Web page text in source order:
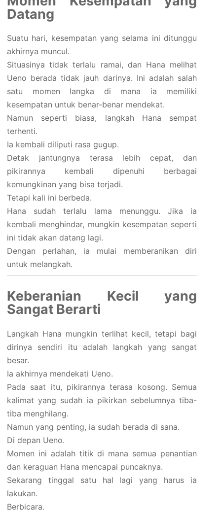
Datang
Suatu hari, kesempatan yang selama ini ditunggu
akhirnya muncul.
Situasinya tidak terlalu ramai, dan Hana melihat
Ueno berada tidak jauh darinya. Ini adalah salah
satu momen langka di mana ia memiliki
kesempatan untuk benar-benar mendekat.
Namun seperti biasa, langkah Hana sempat
terhenti.
Ia kembali diliputi rasa gugup.
Detak jantungnya terasa lebih cepat, dan
pikirannya kembali dipenuhi berbagai
kemungkinan yang bisa terjadi.
Tetapi kali ini berbeda.
Hana sudah terlalu lama menunggu. Jika ia
kembali menghindar, mungkin kesempatan seperti
ini tidak akan datang lagi.
Dengan perlahan, ia mulai memberanikan diri
untuk melangkah.
Keberanian Kecil yang
Sangat Berarti
Langkah Hana mungkin terlihat kecil, tetapi bagi
dirinya sendiri itu adalah langkah yang sangat
besar.
Ia akhirnya mendekati Ueno.
Pada saat itu, pikirannya terasa kosong. Semua
kalimat yang sudah ia pikirkan sebelumnya tiba-
tiba menghilang.
Namun yang penting, ia sudah berada di sana.
Di depan Ueno.
Momen ini adalah titik di mana semua penantian
dan keraguan Hana mencapai puncaknya.
Sekarang tinggal satu hal lagi yang harus ia
lakukan.
Berbicara.